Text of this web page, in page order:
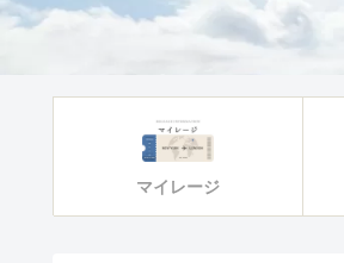
マイレージ